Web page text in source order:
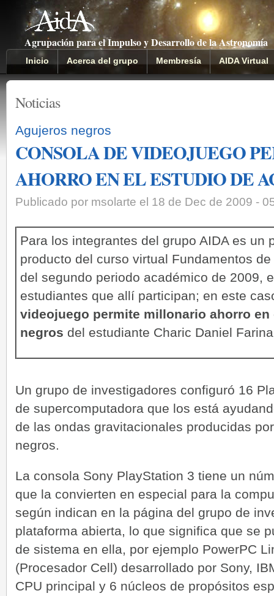
Agrupación para el Impulso y Desarrollo de la Astronomía
Inicio Acerca del grupo Membresía AIDA Virtual
Noticias
Agujeros negros
CONSOLA DE VIDEOJUEGO
AHORRO EN EL ESTUDIO DE
Publicado por msolarte el 18 de Dec de 2009 -
Para los integrantes del grupo AIDA es un
producto del curso virtual Fundamentos
del segundo periodo académico de 2009,
estudiantes que allí participan; en este
videojuego permite millonario ahorro
negros del estudiante Charic Daniel
Un grupo de investigadores configuró 16
de supercomputadora que los está
de las ondas gravitacionales producidas
negros.
La consola Sony PlayStation 3 tiene un
que la convierten en especial para la
según indican en la página del grupo de
plataforma abierta, lo que significa que se
de sistema en ella, por ejemplo PowerPC
(Procesador Cell) desarrollado por Sony,
CPU principal y 6 núcleos de propósitos